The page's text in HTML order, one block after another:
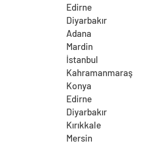
Edirne 26-
Diyarbakır
Adana 09-
Mardin 21-
İstanbul
Konya 21-
Edirne
Diyarbakır
Kırıkkale
Mersin 21-